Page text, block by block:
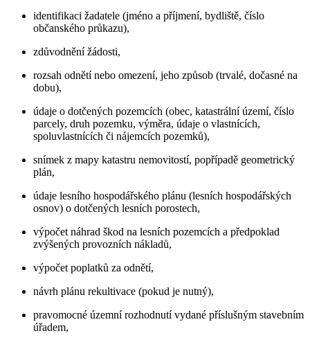
identifikaci žadatele (jméno a příjmení, bydliště, číslo
občanského průkazu),
zdůvodnění žádosti,
rozsah odnětí nebo omezení, jeho způsob (trvalé, dočasné na
dobu),
údaje o dotčených pozemcích (obec, katastrální území, číslo
parcely, druh pozemku, výměra, údaje o vlastnících,
spoluvlastnících či nájemcích pozemků),
snímek z mapy katastru nemovitostí, popřípadě geometrický
plán,
údaje lesního hospodářského plánu (lesních hospodářských
osnov) o dotčených lesních porostech,
výpočet náhrad škod na lesních pozemcích a předpoklad
zvýšených provozních nákladů,
výpočet poplatků za odnětí,
návrh plánu rekultivace (pokud je nutný),
pravomocné územní rozhodnutí vydané příslušným stavebním
úřadem,